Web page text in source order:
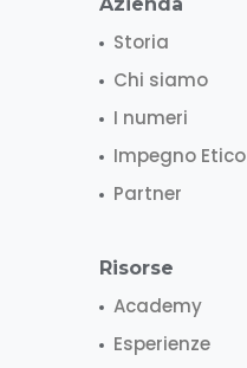
Storia
Chi siamo
I numeri
Impegno Etico
Partner
Risorse
Academy
Esperienze